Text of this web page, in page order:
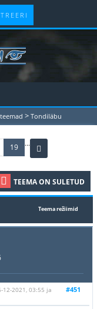
> Tondiläbu
...
19(current)
TEEMA ON SULETUD
Teema režiimid
#451
2021, 03:55 ja